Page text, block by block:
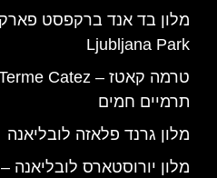
Ljubljana Park
תרמיים חמים
מלון גרנד פלאזה לובליאנה
מלון יורוסטארס לובליאנה – Eurostars uHOTEL